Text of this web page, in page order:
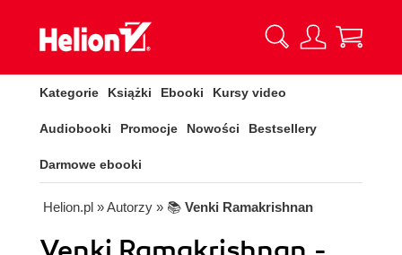
Kategorie Książki Ebooki Kursy video
Audiobooki Promocje Nowości Bestsellery
Darmowe ebooki
Helion.pl » Autorzy » 📚 Venki Ramakrishnan